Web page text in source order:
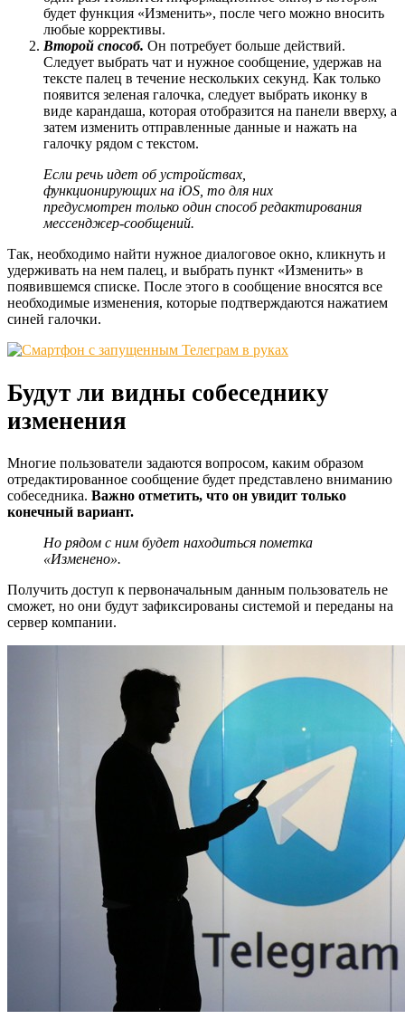
будет функция «Изменить», после чего можно вносить
любые коррективы.
Второй способ. Он потребует больше действий.
Следует выбрать чат и нужное сообщение, удержав на
тексте палец в течение нескольких секунд. Как только
появится зеленая галочка, следует выбрать иконку в
виде карандаша, которая отобразится на панели вверху, а
затем изменить отправленные данные и нажать на
галочку рядом с текстом.
Если речь идет об устройствах,
функционирующих на iOS, то для них
предусмотрен только один способ редактирования
мессенджер-сообщений.
Так, необходимо найти нужное диалоговое окно, кликнуть и
удерживать на нем палец, и выбрать пункт «Изменить» в
появившемся списке. После этого в сообщение вносятся все
необходимые изменения, которые подтверждаются нажатием
синей галочки.
Будут ли видны собеседнику
изменения
Многие пользователи задаются вопросом, каким образом
отредактированное сообщение будет представлено вниманию
собеседника. Важно отметить, что он увидит только
конечный вариант.
Но рядом с ним будет находиться пометка
«Изменено».
Получить доступ к первоначальным данным пользователь не
сможет, но они будут зафиксированы системой и переданы на
сервер компании.